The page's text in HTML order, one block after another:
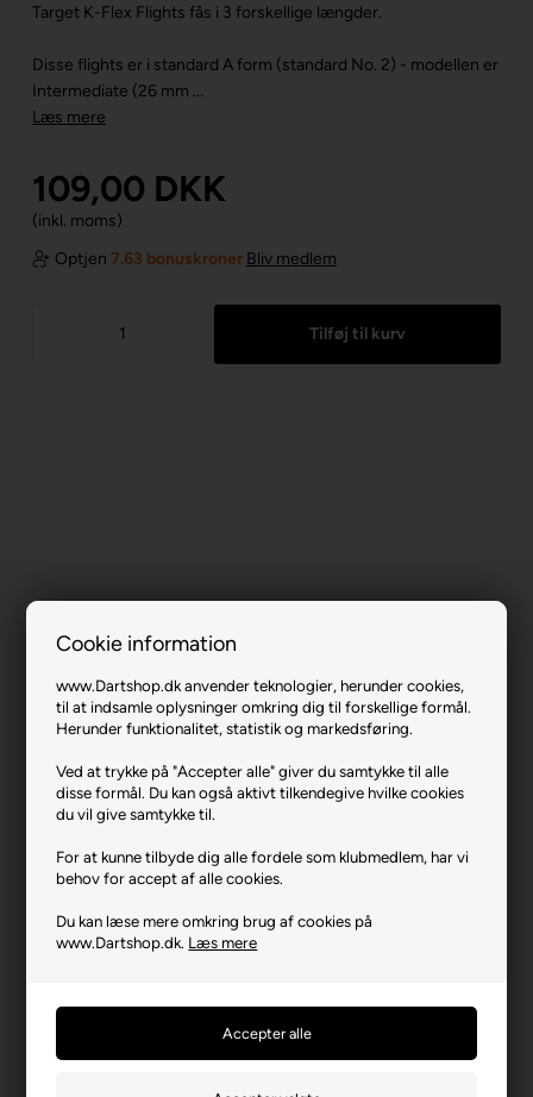
Cookie information
www.Dartshop.dk anvender teknologier, herunder cookies,
til at indsamle oplysninger omkring dig til forskellige formål.
Herunder funktionalitet, statistik og markedsføring.
Ved at trykke på "Accepter alle" giver du samtykke til alle
disse formål. Du kan også aktivt tilkendegive hvilke cookies
du vil give samtykke til.
For at kunne tilbyde dig alle fordele som klubmedlem, har vi
behov for accept af alle cookies.
Du kan læse mere omkring brug af cookies på
www.Dartshop.dk. Læs mere
Target K-Flex Flights fås i 3 forskellige længder.
Disse flights er i standard A form (standard No. 2) - modellen er
Intermediate (26 mm ...
Læs mere
109,00 DKK
(inkl. moms)
Optjen 7.63 bonuskroner Bliv medlem
Target K-Flex Rob Cross Flights No. 2 -
Intermediate.
Varenr.: 0225-410130
Producentadresse
Producent hjemmeside
Børn bør ikke spille uden
opsyn.